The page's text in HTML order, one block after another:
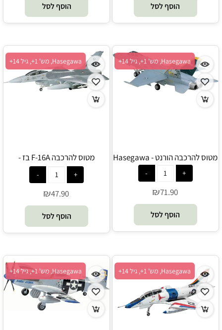
הוסף לסל הוסף לסל
Hasegawa, מש' 1+, גיל 14+
מטוס להרכבה הורנט - Hasegawa
₪71.90
הוסף לסל
Hasegawa, מש' 1+, גיל 14+
מטוס להרכבה F-16A בז -
Hasegawa
₪47.90
הוסף לסל
Hasegawa, מש' 1+, גיל 14+ Hasegawa, מש' 1+, גיל 14+